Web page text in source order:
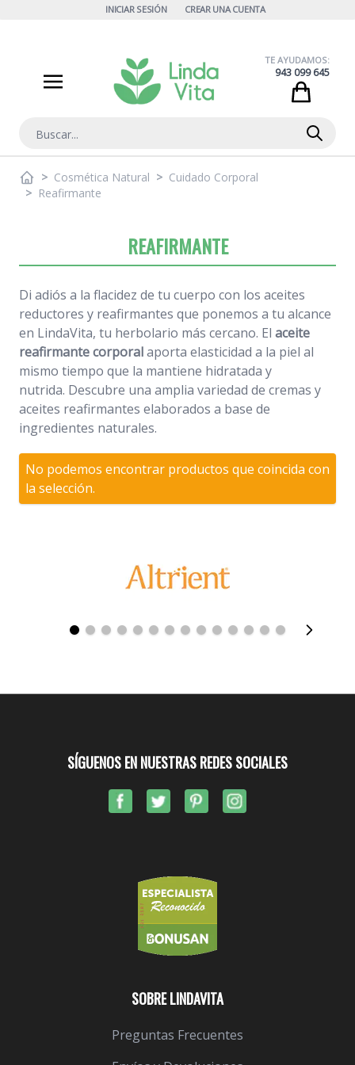
INICIAR SESIÓN CREAR UNA CUENTA
Buscar
TE AYUDAMOS:
943 099 645
> Cosmética Natural > Cuidado Corporal
> Reafirmante
REAFIRMANTE
Di adiós a la flacidez de tu cuerpo con los aceites
reductores y reafirmantes que ponemos a tu alcance
en LindaVita, tu herbolario más cercano. El aceite
reafirmante corporalaporta elasticidad a la piel al
mismo tiempo que la mantiene hidratada y
nutrida. Descubre una amplia variedad de cremas y
aceites reafirmantes elaborados a base de
ingredientes naturales.
No podemos encontrar productos que coincida con
la selección.
SOBRE LINDAVITA
Preguntas Frecuentes
SÍGUENOS EN NUESTRAS REDES SOCIALES